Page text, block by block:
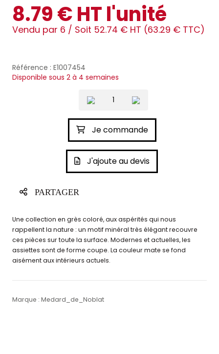
8.79 € HT l'unité
Vendu par 6 / Soit 52.74 € HT (63.29 € TTC)
Référence : E1007454
Disponible sous 2 à 4 semaines
Je commande
J'ajoute au devis
PARTAGER
Une collection en grès coloré, aux aspérités qui nous
rappellent la nature : un motif minéral très élégant recouvre
ces pièces sur toute la surface. Modernes et actuelles, les
assiettes sont de forme coupe. La couleur mate se fond
aisément aux intérieurs actuels.
Marque : Medard_de_Noblat